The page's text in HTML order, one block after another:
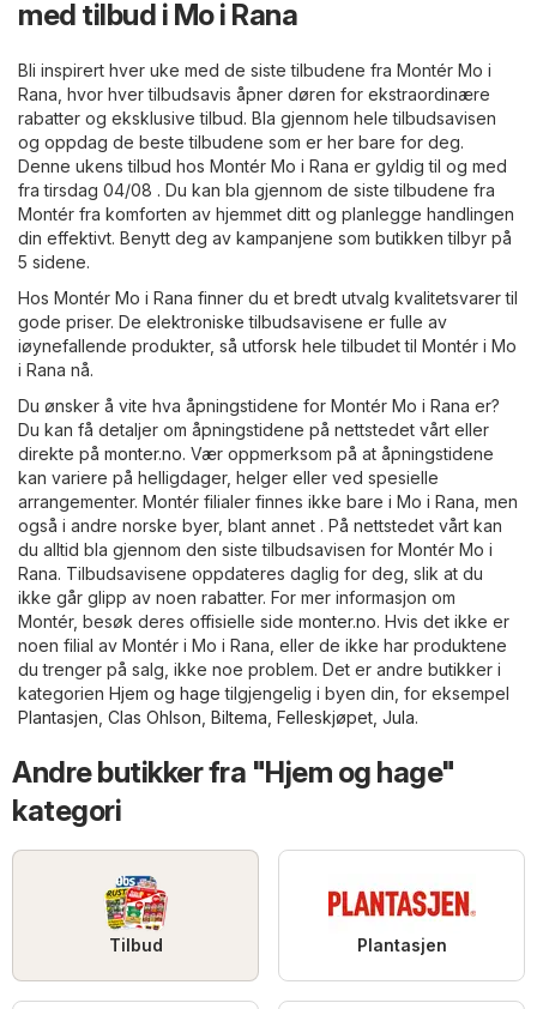
med tilbud i Mo i Rana
Bli inspirert hver uke med de siste tilbudene fra Montér Mo i
Rana, hvor hver tilbudsavis åpner døren for ekstraordinære
rabatter og eksklusive tilbud. Bla gjennom hele tilbudsavisen
og oppdag de beste tilbudene som er her bare for deg.
Denne ukens tilbud hos Montér Mo i Rana er gyldig til og med
fra tirsdag 04/08 . Du kan bla gjennom de siste tilbudene fra
Montér fra komforten av hjemmet ditt og planlegge handlingen
din effektivt. Benytt deg av kampanjene som butikken tilbyr på
5 sidene.
Hos Montér Mo i Rana finner du et bredt utvalg kvalitetsvarer til
gode priser. De elektroniske tilbudsavisene er fulle av
iøynefallende produkter, så utforsk hele tilbudet til Montér i Mo
i Rana nå.
Du ønsker å vite hva åpningstidene for Montér Mo i Rana er?
Du kan få detaljer om åpningstidene på nettstedet vårt eller
direkte på monter.no. Vær oppmerksom på at åpningstidene
kan variere på helligdager, helger eller ved spesielle
arrangementer. Montér filialer finnes ikke bare i Mo i Rana, men
også i andre norske byer, blant annet . På nettstedet vårt kan
du alltid bla gjennom den siste tilbudsavisen for Montér Mo i
Rana. Tilbudsavisene oppdateres daglig for deg, slik at du
ikke går glipp av noen rabatter. For mer informasjon om
Montér, besøk deres offisielle side monter.no. Hvis det ikke er
noen filial av Montér i Mo i Rana, eller de ikke har produktene
du trenger på salg, ikke noe problem. Det er andre butikker i
kategorien Hjem og hage tilgjengelig i byen din, for eksempel
Plantasjen Clas Ohlson Biltema Felleskjøpet Jula.
Andre butikker fra "Hjem og hage"
kategori
Tilbud Plantasjen